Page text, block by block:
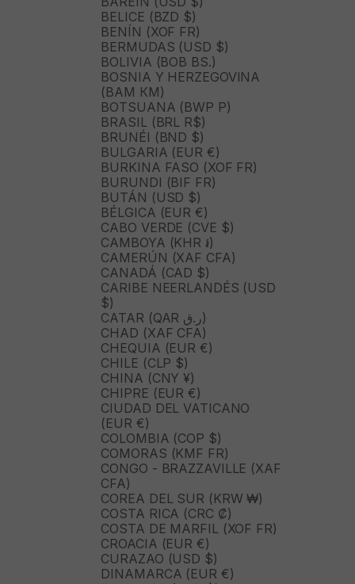
BELICE (BZD $)
BENÍN (XOF FR)
BERMUDAS (USD $)
BOLIVIA (BOB BS.)
BOSNIA Y HERZEGOVINA
(BAM КМ)
BOTSUANA (BWP P)
BRASIL (BRL R$)
BRUNÉI (BND $)
BULGARIA (EUR €)
BURKINA FASO (XOF FR)
BURUNDI (BIF FR)
BUTÁN (USD $)
BÉLGICA (EUR €)
CABO VERDE (CVE $)
CAMBOYA (KHR ៛)
CAMERÚN (XAF CFA)
CANADÁ (CAD $)
CARIBE NEERLANDÉS (USD
$)
CATAR (QAR ر.ق)
CHAD (XAF CFA)
CHEQUIA (EUR €)
CHILE (CLP $)
CHINA (CNY ¥)
CHIPRE (EUR €)
CIUDAD DEL VATICANO
(EUR €)
COLOMBIA (COP $)
COMORAS (KMF FR)
CONGO - BRAZZAVILLE (XAF
CFA)
COREA DEL SUR (KRW ₩)
COSTA RICA (CRC ₡)
COSTA DE MARFIL (XOF FR)
CROACIA (EUR €)
CURAZAO (USD $)
DINAMARCA (EUR €)